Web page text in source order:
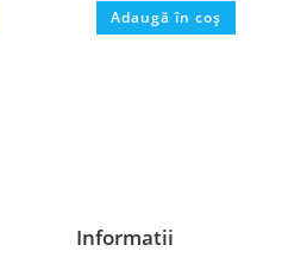
5.00din 5
Adaugă în coș
Informatii